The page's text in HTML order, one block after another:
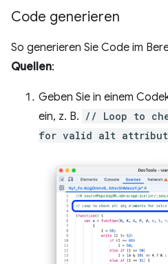
Code generieren
So generieren Sie Code im
Quellen:
Geben Sie in einem
ein, z. B. // Loop to
for valid alt